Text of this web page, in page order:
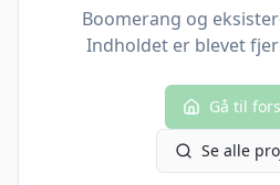
Boomerang og
Indholdet er blevet
Gå til
Se alle